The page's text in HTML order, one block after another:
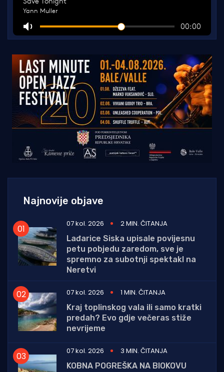
Najnovije objave
07 kol. 2026
2 MIN. ČITANJA
Lađarice Siska upisale povijesnu
petu pobjedu zaredom, sve je
spremno za subotnji spektakl na
Neretvi
07 kol. 2026
1 MIN. ČITANJA
Kraj toplinskog vala ili samo kratki
predah? Evo gdje večeras stiže
nevrijeme
07 kol. 2026
3 MIN. ČITANJA
KOBNA POGREŠKA NA BIOKOVU